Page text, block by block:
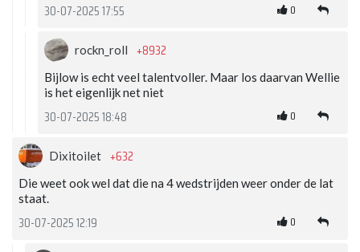
30-07-2025 17:55 0
rockn_roll +8932
Bijlow is echt veel talentvoller. Maar los daarvan Wellie
is het eigenlijk net niet
30-07-2025 18:48 0
Dixitoilet +632
Die weet ook wel dat die na 4 wedstrijden weer onder de lat
staat.
30-07-2025 12:19 0